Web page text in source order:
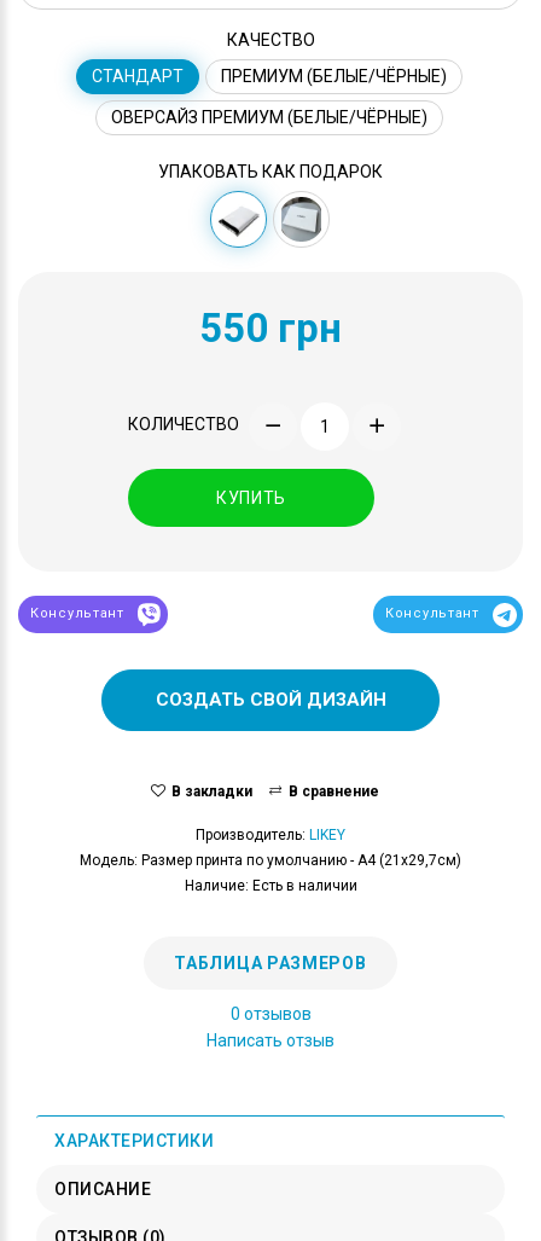
КАЧЕСТВО
СТАНДАРТ
ПРЕМИУМ (БЕЛЫЕ/ЧЁРНЫЕ)
ОВЕРСАЙЗ ПРЕМИУМ (БЕЛЫЕ/ЧЁРНЫЕ)
УПАКОВАТЬ КАК ПОДАРОК
550 грн
КОЛИЧЕСТВО
КУПИТЬ
Консультант Консультант
СОЗДАТЬ СВОЙ ДИЗАЙН
В закладки В сравнение
Производитель: LIKEY
Модель: Размер принта по умолчанию - А4 (21x29,7см)
Наличие: Есть в наличии
ТАБЛИЦА РАЗМЕРОВ
0 отзывов
Написать отзыв
ХАРАКТЕРИСТИКИ
ОПИСАНИЕ
ОТЗЫВОВ (0)